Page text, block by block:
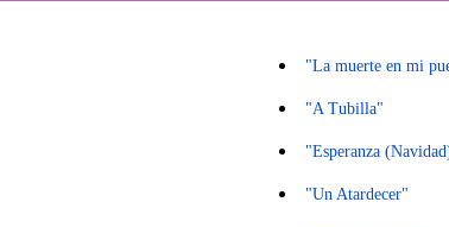
"La muerte en mi
"A Tubilla"
"Esperanza
"Un Atardecer"